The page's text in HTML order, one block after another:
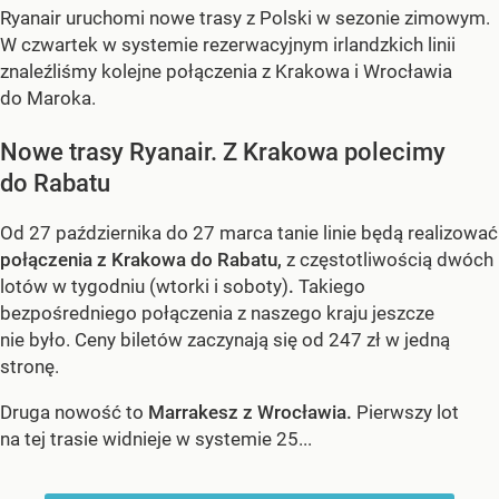
Ryanair uruchomi nowe trasy z Polski w sezonie zimowym.
W czwartek w systemie rezerwacyjnym irlandzkich linii
znaleźliśmy kolejne połączenia z Krakowa i Wrocławia
do Maroka.
Nowe trasy Ryanair. Z Krakowa polecimy
do Rabatu
Od 27 października do 27 marca tanie linie będą realizować
połączenia z Krakowa do Rabatu, z częstotliwością dwóch
lotów w tygodniu (wtorki i soboty). Takiego
bezpośredniego połączenia z naszego kraju jeszcze
nie było. Ceny biletów zaczynają się od 247 zł w jedną
stronę.
Druga nowość to Marrakesz z Wrocławia. Pierwszy lot
na tej trasie widnieje w systemie 25...